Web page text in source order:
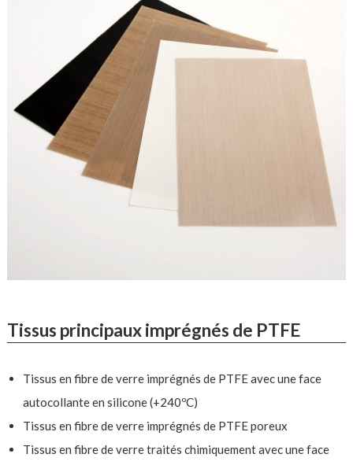
Tissus principaux imprégnés de PTFE
Tissus en fibre de verre imprégnés de PTFE avec une face
autocollante en silicone (+240ºC)
Tissus en fibre de verre imprégnés de PTFE poreux
Tissus en fibre de verre traités chimiquement avec une face